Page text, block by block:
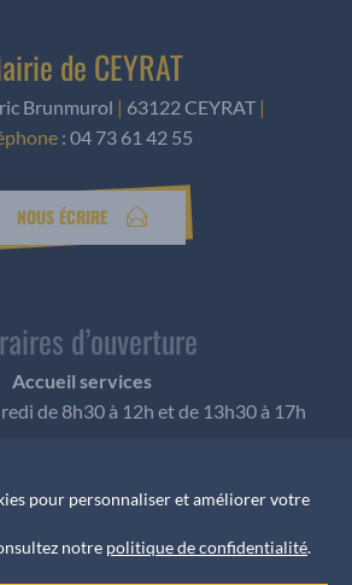
de CEYRAT
Brunmurol | 63122 CEYRAT |
: 04 73 61 42 55
NOUS ÉCRIRE
d’ouverture
Accueil services
de 8h30 à 12h et de 13h30 à 17h
rendez-vous
rendez-vous sont pris auprès du
pour personnaliser et améliorer votre
notre politique de confidentialité.